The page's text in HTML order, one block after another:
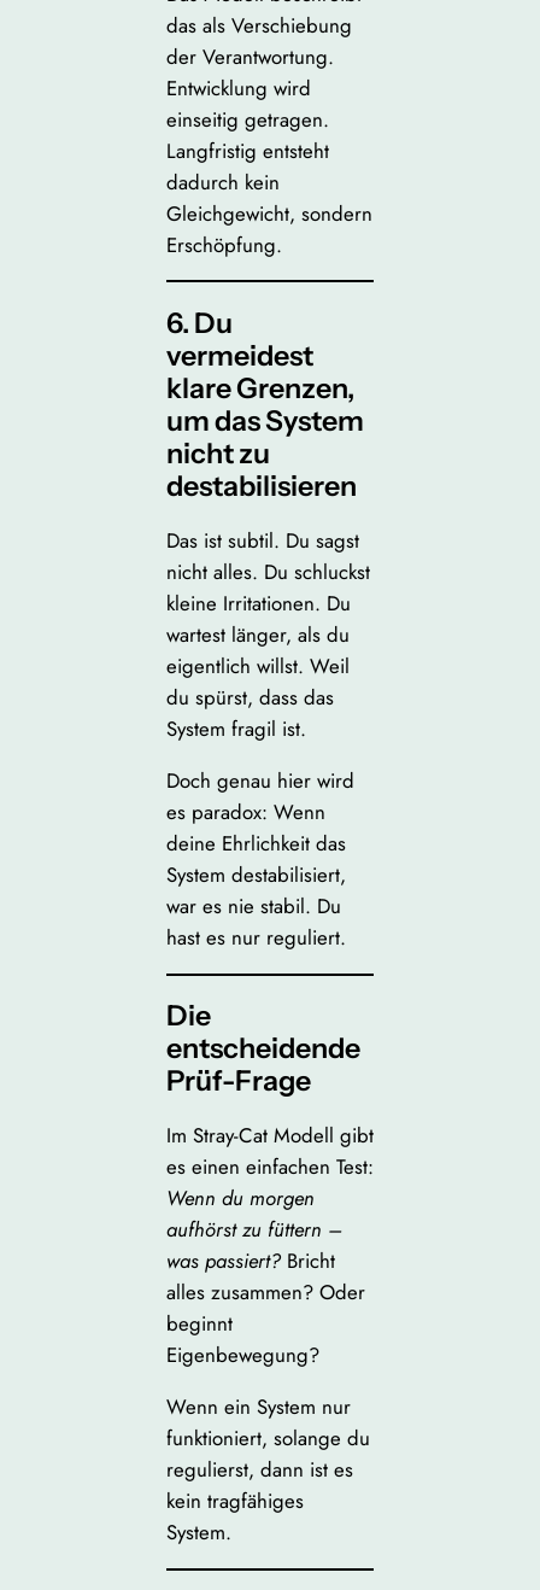
das als Verschiebung
der Verantwortung.
Entwicklung wird
einseitig getragen.
Langfristig entsteht
dadurch kein
Gleichgewicht, sondern
Erschöpfung.
6. Du
vermeidest
klare Grenzen,
um das System
nicht zu
destabilisieren
Das ist subtil. Du sagst
nicht alles. Du schluckst
kleine Irritationen. Du
wartest länger, als du
eigentlich willst. Weil
du spürst, dass das
System fragil ist.
Doch genau hier wird
es paradox: Wenn
deine Ehrlichkeit das
System destabilisiert,
war es nie stabil. Du
hast es nur reguliert.
Die
entscheidende
Prüf-Frage
Im Stray-Cat Modell gibt
es einen einfachen Test:
Wenn du morgen
aufhörst zu füttern –
was passiert?Bricht
alles zusammen? Oder
beginnt
Eigenbewegung?
Wenn ein System nur
funktioniert, solange du
regulierst, dann ist es
kein tragfähiges
System.